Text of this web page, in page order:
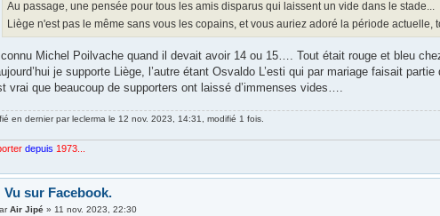
Au passage, une pensée pour tous les amis disparus qui laissent un vide dans le stade...
Liège n'est pas le même sans vous les copains, et vous auriez adoré la période actuelle,
connu Michel Poilvache quand il devait avoir 14 ou 15…. Tout était rouge et bleu
je supporte Liège, l’autre étant Osvaldo L’esti qui par mariage faisait
vrai que beaucoup de supporters ont laissé d’immenses vides….
en dernier parleclerma le 12 nov. 2023, 14:31, modifié 1 fois.
depuis 1973...
Vu sur Facebook.
Air Jipé »11 nov. 2023, 22:30